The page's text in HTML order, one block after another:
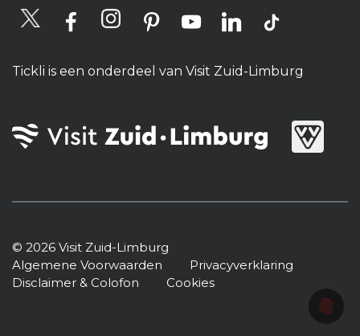
Tickli is een onderdeel van Visit Zuid-Limburg
© 2026 Visit Zuid-Limburg
Algemene Voorwaarden
Privacyverklaring
Disclaimer & Colofon
Cookies